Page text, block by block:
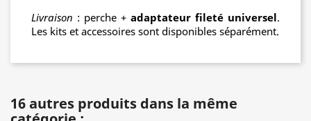
Livraison : perche + adaptateur fileté universel.
Les kits et accessoires sont disponibles séparément.
16 autres produits dans la même